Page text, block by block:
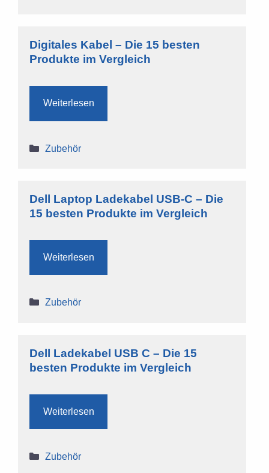
Digitales Kabel – Die 15 besten
Produkte im Vergleich
Weiterlesen
Kategorien
Zubehör
Dell Laptop Ladekabel USB-C – Die
15 besten Produkte im Vergleich
Weiterlesen
Kategorien
Zubehör
Dell Ladekabel USB C – Die 15
besten Produkte im Vergleich
Weiterlesen
Kategorien
Zubehör